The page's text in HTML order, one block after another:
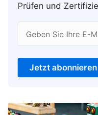
Prüfen und
Geben Sie Ihre E-
Jetzt abonnieren